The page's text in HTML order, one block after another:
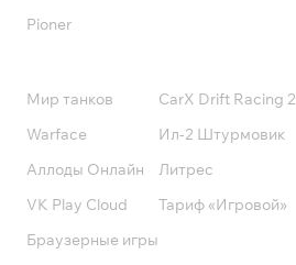
Pioner
Мир танков
Warface
Аллоды Онлайн
VK Play Cloud
Браузерные игры
CarX Drift Racing 2
Ил-2 Штурмовик
Литрес
Тариф «Игровой»